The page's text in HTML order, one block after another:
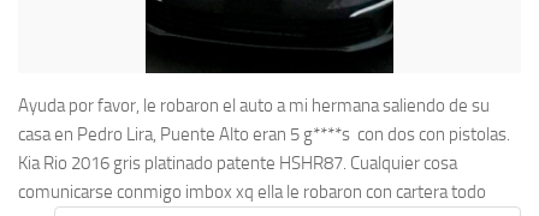
Ayuda por favor, le robaron el auto a mi hermana saliendo de su
casa en Pedro Lira, Puente Alto eran 5 g****s con dos con pistolas.
Kia Rio 2016 gris platinado patente HSHR87. Cualquier cosa
comunicarse conmigo imbox xq ella le robaron con cartera todo